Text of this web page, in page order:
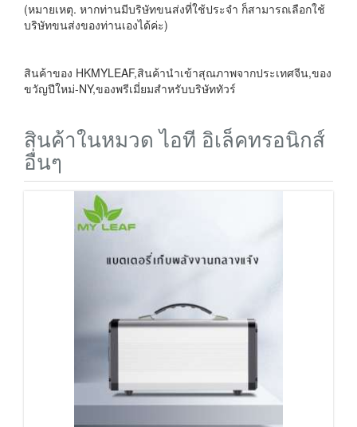
(หมายเหตุ. หากท่านมีบริษัทขนส่งที่ใช้ประจำ ก็สามารถเลือกใช้
บริษัทขนส่งของท่านเองได้ค่ะ)
สินค้าของ HKMYLEAF,สินค้านำเข้าสุณภาพจากประเทศจีน,ของ
ขวัญปีใหม่-NY,ของพรีเมี่ยมสำหรับบริษัททัวร์
สินค้าในหมวด ไอที อิเล็คทรอนิกส์
อื่นๆ